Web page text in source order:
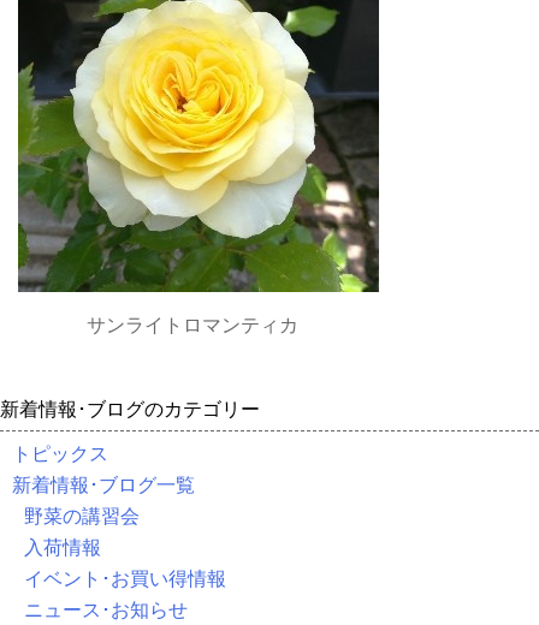
サンライトロマンティカ
新着情報･ブログのカテゴリー
トピックス
新着情報･ブログ一覧
野菜の講習会
入荷情報
イベント･お買い得情報
ニュース･お知らせ